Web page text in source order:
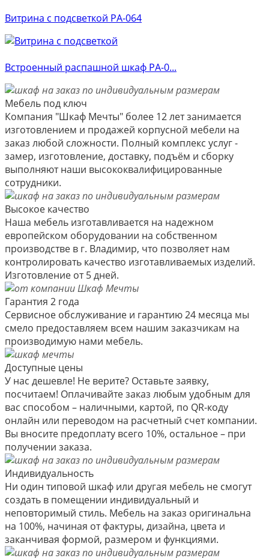
Витрина с подсветкой РА-064
Встроенный распашной шкаф РА-0...
Мебель под ключ
Компания "Шкаф Мечты" более 12 лет занимается
изготовлением и продажей корпусной мебели на
заказ любой сложности. Полный комплекс услуг -
замер, изготовление, доставку, подъём и сборку
выполняют наши высококвалифицированные
сотрудники.
Высокое качество
Наша мебель изготавливается на надежном
европейском оборудовании на собственном
производстве в г. Владимир, что позволяет нам
контролировать качество изготавливаемых изделий.
Изготовление от 5 дней.
Гарантия 2 года
Сервисное обслуживание и гарантию 24 месяца мы
смело предоставляем всем нашим заказчикам на
производимую нами мебель.
Доступные цены
У нас дешевле! Не верите? Оставьте заявку,
посчитаем! Оплачивайте заказ любым удобным для
вас способом – наличными, картой, по QR-коду
онлайн или переводом на расчетный счет компании.
Вы вносите предоплату всего 10%, остальное – при
получении заказа.
Индивидуальность
Ни один типовой шкаф или другая мебель не смогут
создать в помещении индивидуальный и
неповторимый стиль. Мебель на заказ оригинальна
на 100%, начиная от фактуры, дизайна, цвета и
заканчивая формой, размером и функциями.